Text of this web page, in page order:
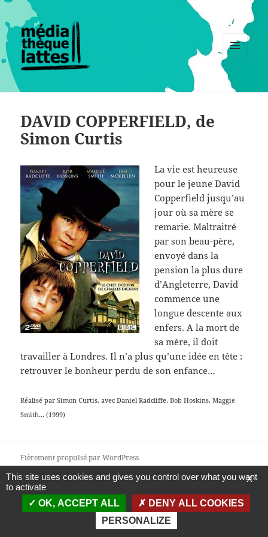
MENU
WIDGETS
DAVID COPPERFIELD, de
Simon Curtis
La vie est heureuse
pour le jeune David
Copperfield jusqu’au
jour où sa mère se
remarie. Maltraitré
par son beau-père,
envoyé dans la
pension la plus dure
d’Angleterre, David
commence une
longue descente aux
enfers. A la mort de
sa mère, il doit
travailler à Londres. Il n’a plus qu’une idée en tête :
retrouver le bonheur perdu de son enfance…
Réalisé par Simon Curtis, avec Daniel Radcliffe, Bob Hoskins, Maggie
Smith… (1999)
Fièrement propulsé par WordPress
X
This site uses cookies and gives you control over what you want
to activate
OK, ACCEPT ALL
DENY ALL COOKIES
PERSONALIZE